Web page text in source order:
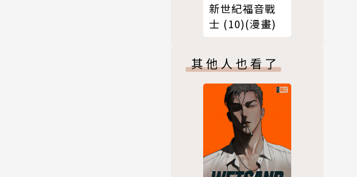
新世紀福音戰
士 (10)(漫畫)
其他人也看了